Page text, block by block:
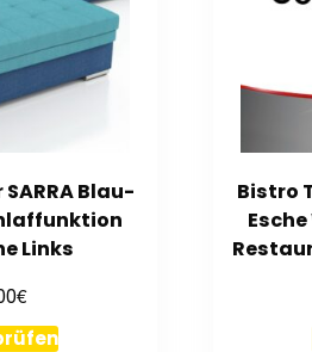
Blau-
Links
€
Bistro